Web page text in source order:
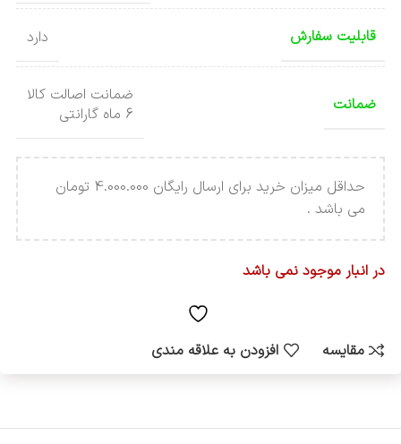
قابلیت سفارش دارد
ضمانت
ضمانت اصالت کالا
6 ماه گارانتی
حداقل میزان خرید برای ارسال رایگان 4.000.000 تومان
می باشد .
در انبار موجود نمی باشد
مقایسه افزودن به علاقه مندی